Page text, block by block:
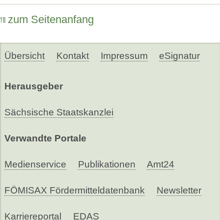
zum Seitenanfang
Übersicht Kontakt Impressum eSignatur
Herausgeber
Sächsische Staatskanzlei
Verwandte Portale
Medienservice Publikationen Amt24
FÖMISAX Fördermitteldatenbank Newsletter
Karriereportal EDAS